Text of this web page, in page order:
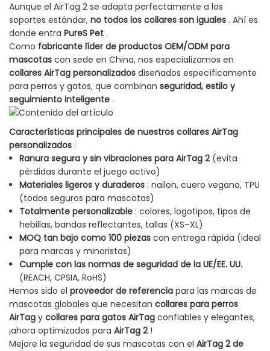
Aunque el AirTag 2 se adapta perfectamente a los
soportes estándar, no todos los collares son iguales . Ahí es
donde entra PureS Pet .
Como fabricante líder de productos OEM/ODM para
mascotas con sede en China, nos especializamos en
collares AirTag personalizados diseñados específicamente
para perros y gatos, que combinan seguridad, estilo y
seguimiento inteligente .
Características principales de nuestros collares AirTag
personalizados :
Ranura segura y sin vibraciones para AirTag 2(evita
pérdidas durante el juego activo)
Materiales ligeros y duraderos: nailon, cuero vegano, TPU
(todos seguros para mascotas)
Totalmente personalizable: colores, logotipos, tipos de
hebillas, bandas reflectantes, tallas (XS–XL)
MOQ tan bajo como 100 piezascon entrega rápida (ideal
para marcas y minoristas)
Cumple con las normas de seguridad de la UE/EE. UU.
(REACH, CPSIA, RoHS)
Hemos sido el proveedor de referencia para las marcas de
mascotas globales que necesitan collares para perros
AirTag y collares para gatos AirTag confiables y elegantes,
¡ahora optimizados para AirTag 2!
Mejore la seguridad de sus mascotas con el AirTag 2 de